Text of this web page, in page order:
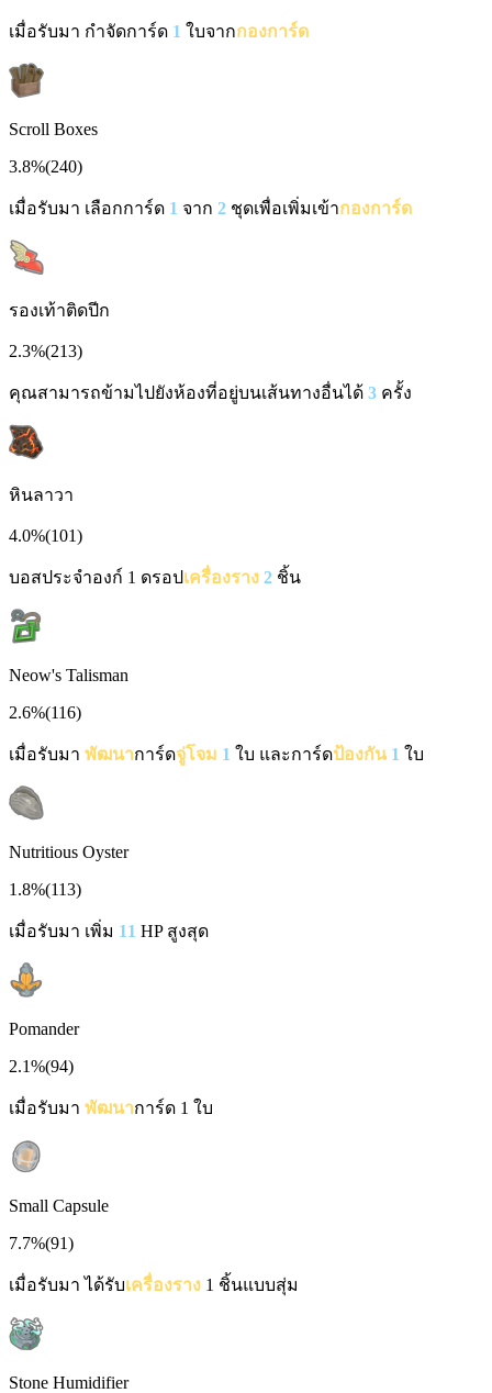
เมื่อรับมา กำจัดการ์ด 1 ใบจากกองการ์ด
Scroll Boxes
3.8%(240)
เมื่อรับมา เลือกการ์ด 1 จาก 2 ชุดเพื่อเพิ่มเข้ากองการ์ด
รองเท้าติดปีก
2.3%(213)
คุณสามารถข้ามไปยังห้องที่อยู่บนเส้นทางอื่นได้ 3 ครั้ง
หินลาวา
4.0%(101)
บอสประจำองก์ 1 ดรอปเครื่องราง 2 ชิ้น
Neow's Talisman
2.6%(116)
เมื่อรับมา พัฒนาการ์ดจู่โจม 1 ใบ และการ์ดป้องกัน 1 ใบ
Nutritious Oyster
1.8%(113)
เมื่อรับมา เพิ่ม 11 HP สูงสุด
Pomander
2.1%(94)
เมื่อรับมา พัฒนาการ์ด 1 ใบ
Small Capsule
7.7%(91)
เมื่อรับมา ได้รับเครื่องราง 1 ชิ้นแบบสุ่ม
Stone Humidifier